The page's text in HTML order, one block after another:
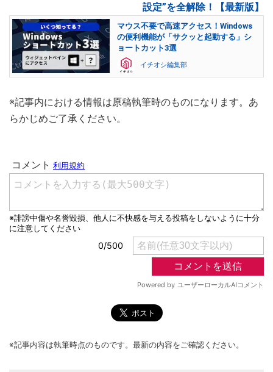
設定”を全解除！【最新版】
マウス不要で高速アクセス！Windows
の便利機能が「サクッと起動する」シ
ョートカット3選
イチオシ編集部
※記事内における情報は原稿執筆時のものになります。あ
らかじめご了承ください。
※記事内容は執筆時点のものです。最新の内容をご確認ください。